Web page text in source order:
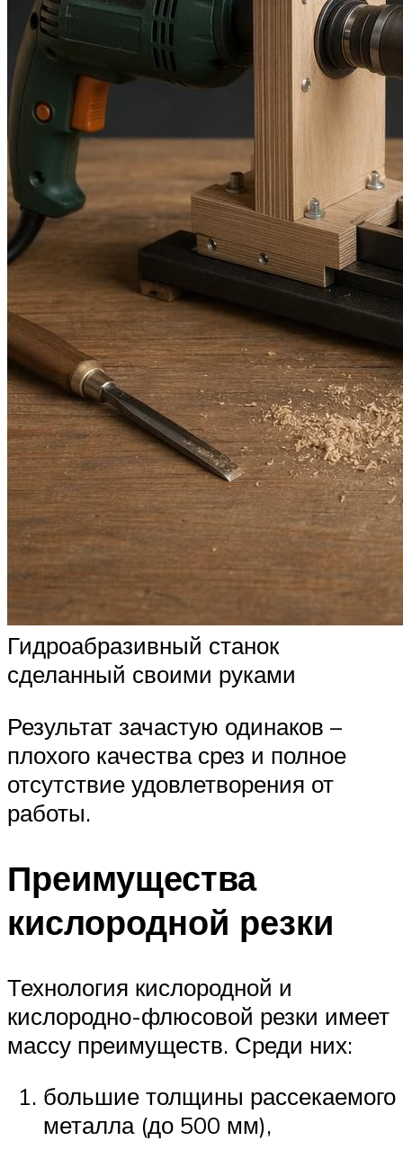
Гидроабразивный станок
сделанный своими руками
Результат зачастую одинаков –
плохого качества срез и полное
отсутствие удовлетворения от
работы.
Преимущества
кислородной резки
Технология кислородной и
кислородно-флюсовой резки имеет
массу преимуществ. Среди них:
большие толщины рассекаемого
металла (до 500 мм),